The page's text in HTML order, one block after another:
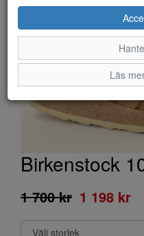
Birkenstock
1 700 kr 1 198 kr
Läs